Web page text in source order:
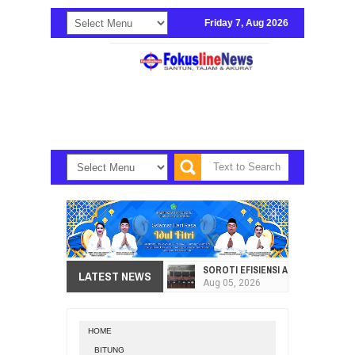
Friday 7, Aug 2026
LATEST NEWS SOROTI EFISIENSI APBD, DPRD
Aug 05, 2026
HOME
BITUNG